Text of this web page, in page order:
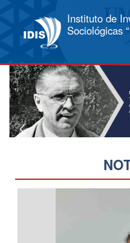
Instituto de
Sociológicas